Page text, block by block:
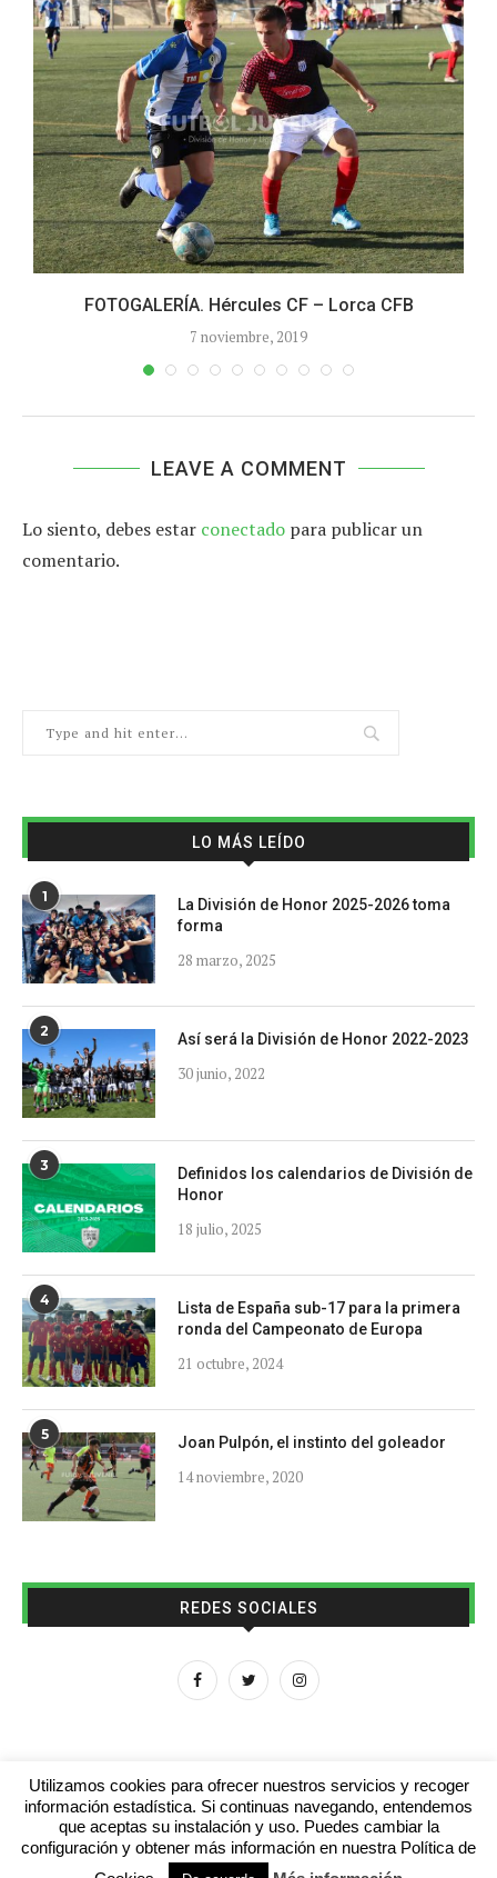
FOTOGALERÍA. Hércules CF – Lorca CFB
7 noviembre, 2019
LEAVE A COMMENT
Lo siento, debes estar conectado para publicar un
comentario.
LO MÁS LEÍDO
1
La División de Honor 2025-2026 toma
forma
28 marzo, 2025
2 Así será la División de Honor 2022-2023
30 junio, 2022
3
Definidos los calendarios de División de
Honor
18 julio, 2025
4
Lista de España sub-17 para la primera
ronda del Campeonato de Europa
21 octubre, 2024
5 Joan Pulpón, el instinto del goleador
14 noviembre, 2020
REDES SOCIALES
Aviso legal Contacto Colabora con nosotros
Utilizamos cookies para ofrecer nuestros servicios y recoger
información estadística. Si continuas navegando, entendemos
que aceptas su instalación y uso. Puedes cambiar la
configuración y obtener más información en nuestra Política de